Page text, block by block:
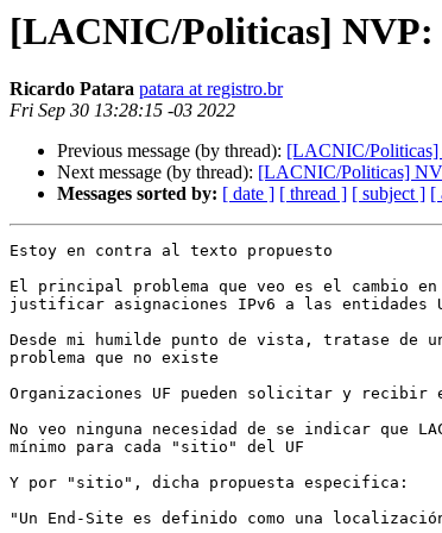
[LACNIC/Politicas] NVP:
Ricardo Patara patara at registro.br
Fri Sep 30 13:28:15 -03 2022
Previous message (by thread): [LACNIC/Politicas]
Next message (by thread): [LACNIC/Politicas]
Messages sorted by: [ date ] [ thread ] [ subject ] [
Estoy en contra al texto propuesto
El principal problema que veo es el cambio
justificar asignaciones IPv6 a las entidades
Desde mi humilde punto de vista, tratase de
problema que no existe
Organizaciones UF pueden solicitar y
No veo ninguna necesidad de se indicar que
mínimo para cada "sitio" del UF
Y por "sitio", dicha propuesta especifica:
"Un End-Site es definido como una